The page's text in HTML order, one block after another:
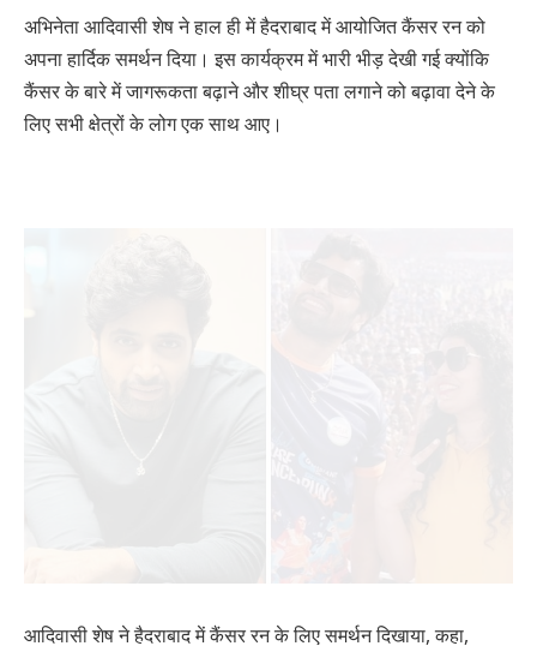
अभिनेता आदिवासी शेष ने हाल ही में हैदराबाद में आयोजित कैंसर रन को
अपना हार्दिक समर्थन दिया। इस कार्यक्रम में भारी भीड़ देखी गई क्योंकि
कैंसर के बारे में जागरूकता बढ़ाने और शीघ्र पता लगाने को बढ़ावा देने के
लिए सभी क्षेत्रों के लोग एक साथ आए।
आदिवासी शेष ने हैदराबाद में कैंसर रन के लिए समर्थन दिखाया, कहा,